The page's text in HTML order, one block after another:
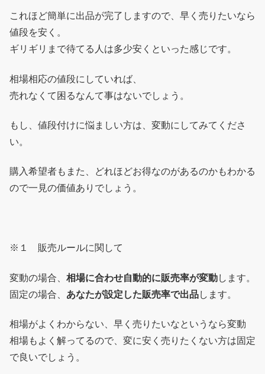
これほど簡単に出品が完了しますので、早く売りたいなら
値段を安く。
ギリギリまで待てる人は多少安くといった感じです。
相場相応の値段にしていれば、
売れなくて困るなんて事はないでしょう。
もし、値段付けに悩ましい方は、変動にしてみてくださ
い。
購入希望者もまた、どれほどお得なのがあるのかもわかる
ので一見の価値ありでしょう。
※１ 販売ルールに関して
変動の場合、 相場に合わせ自動的に販売率が変動します。
固定の場合、 あなたが設定した販売率で出品します。
相場がよくわからない、早く売りたいなというなら変動
相場もよく解ってるので、変に安く売りたくない方は固定
で良いでしょう。